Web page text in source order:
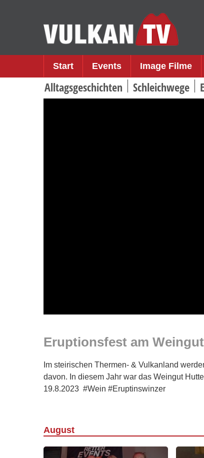
Start Events Image Filme
Alltagsgeschichten Schleichwege
Eruptionsfest am
Im steirischen Thermen- & Vulkanland
davon. In diesem Jahr war das Weingut
19.8.2023 #Wein #Eruptinswinzer
August